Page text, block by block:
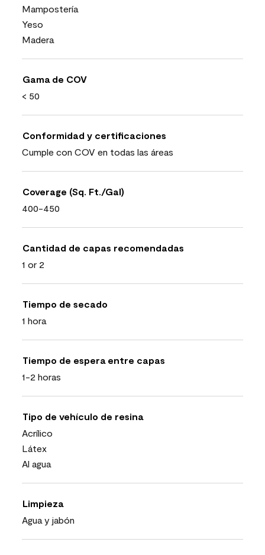
Mampostería
Yeso
Madera
Gama de COV
< 50
Conformidad y certificaciones
Cumple con COV en todas las áreas
Coverage (Sq. Ft./Gal)
400-450
Cantidad de capas recomendadas
1 or 2
Tiempo de secado
1 hora
Tiempo de espera entre capas
1-2 horas
Tipo de vehículo de resina
Acrílico
Látex
Al agua
Limpieza
Agua y jabón